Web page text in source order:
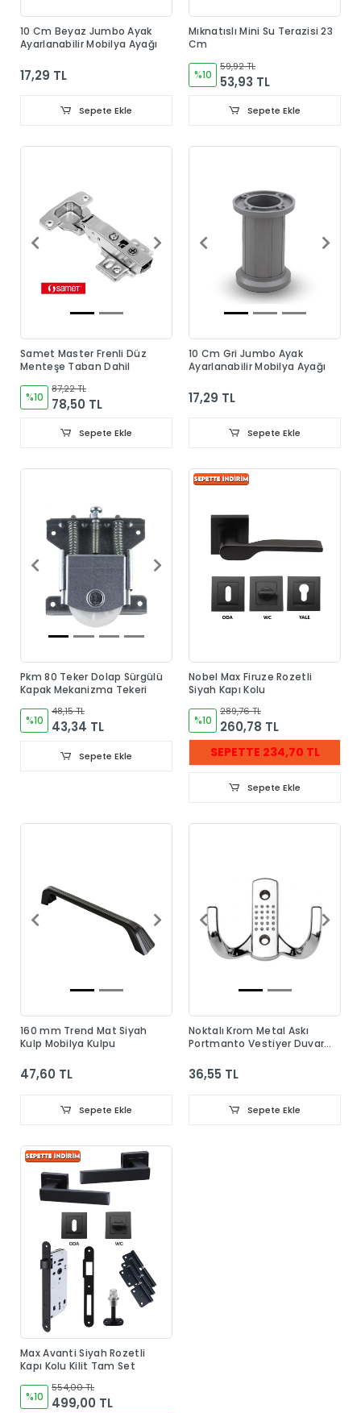
10 Cm Beyaz Jumbo Ayak
Ayarlanabilir Mobilya Ayağı
17,29 TL
Sepete Ekle
Mıknatıslı Mini Su Terazisi 23
Cm
%10
59,92 TL
53,93 TL
Sepete Ekle
Samet Master Frenli Düz
Menteşe Taban Dahil
%10
87,22 TL
78,50 TL
Sepete Ekle
10 Cm Gri Jumbo Ayak
Ayarlanabilir Mobilya Ayağı
17,29 TL
Sepete Ekle
Pkm 80 Teker Dolap Sürgülü
Kapak Mekanizma Tekeri
%10
48,15 TL
43,34 TL
Sepete Ekle
Nobel Max Firuze Rozetli
Siyah Kapı Kolu
%10
289,76 TL
260,78 TL
SEPETTE 234,70 TL
Sepete Ekle
160 mm Trend Mat Siyah
Kulp Mobilya Kulpu
47,60 TL
Sepete Ekle
Noktalı Krom Metal Askı
Portmanto Vestiyer Duvar
36,55 TL
Sepete Ekle
Max Avanti Siyah Rozetli
Kapı Kolu Kilit Tam Set
%10
554,00 TL
499,00 TL